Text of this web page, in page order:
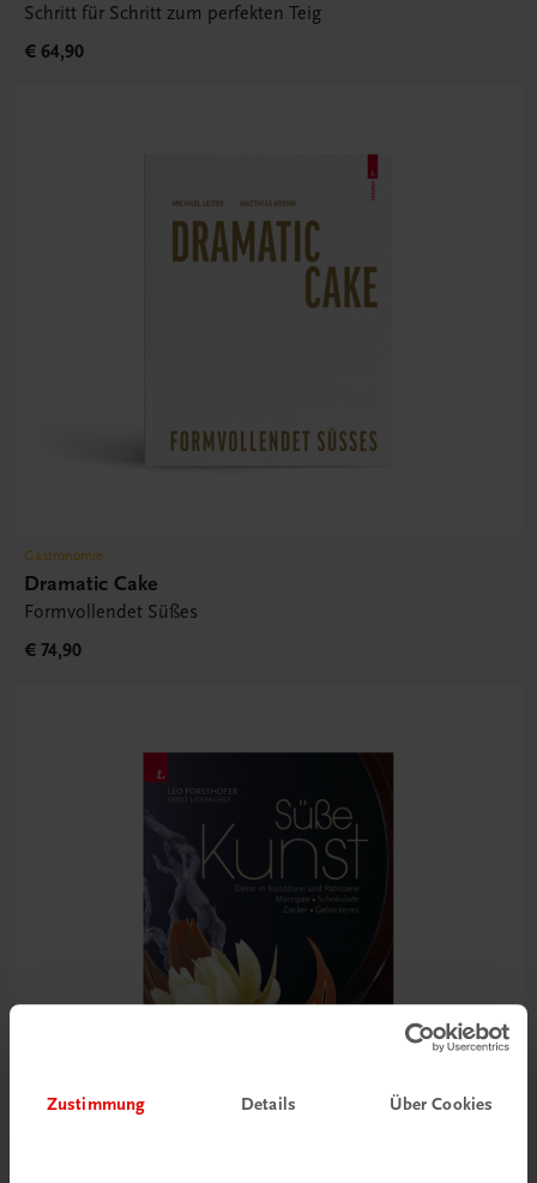
Zustimmung Details Über Cookies
Schritt für Schritt zum perfekten Teig
€ 64,90
Gastronomie
Dramatic Cake
Formvollendet Süßes
€ 74,90